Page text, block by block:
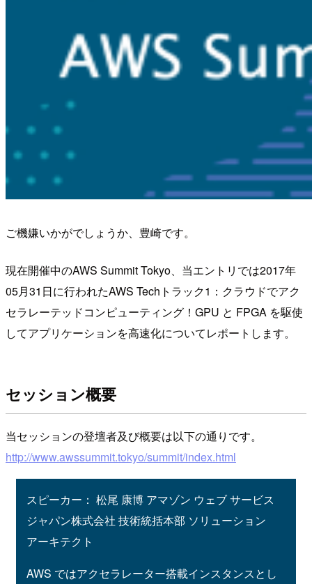
ご機嫌いかがでしょうか、豊崎です。
現在開催中のAWS Summit Tokyo、当エントリでは2017年
05月31日に行われたAWS Techトラック1：クラウドでアク
セラレーテッドコンピューティング！GPU と FPGA を駆使
してアプリケーションを高速化についてレポートします。
セッション概要
当セッションの登壇者及び概要は以下の通りです。
http://www.awssummit.tokyo/summit/index.html
スピーカー： 松尾 康博 アマゾン ウェブ サービス
ジャパン株式会社 技術統括本部 ソリューション
アーキテクト
AWS ではアクセラレーター搭載インスタンスとし